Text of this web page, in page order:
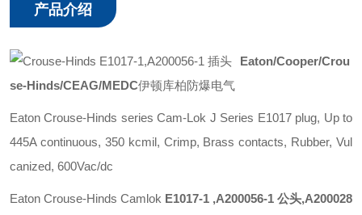
产品介绍
Eaton/Cooper/Crou
se-Hinds/CEAG/MEDC伊顿库柏防爆电气
Eaton Crouse-Hinds series Cam-Lok J Series E1017 plug, Up to
445A continuous, 350 kcmil, Crimp, Brass contacts, Rubber, Vul
canized, 600Vac/dc
Eaton Crouse-Hinds Camlok E1017-1 ,A200056-1 公头,A200028